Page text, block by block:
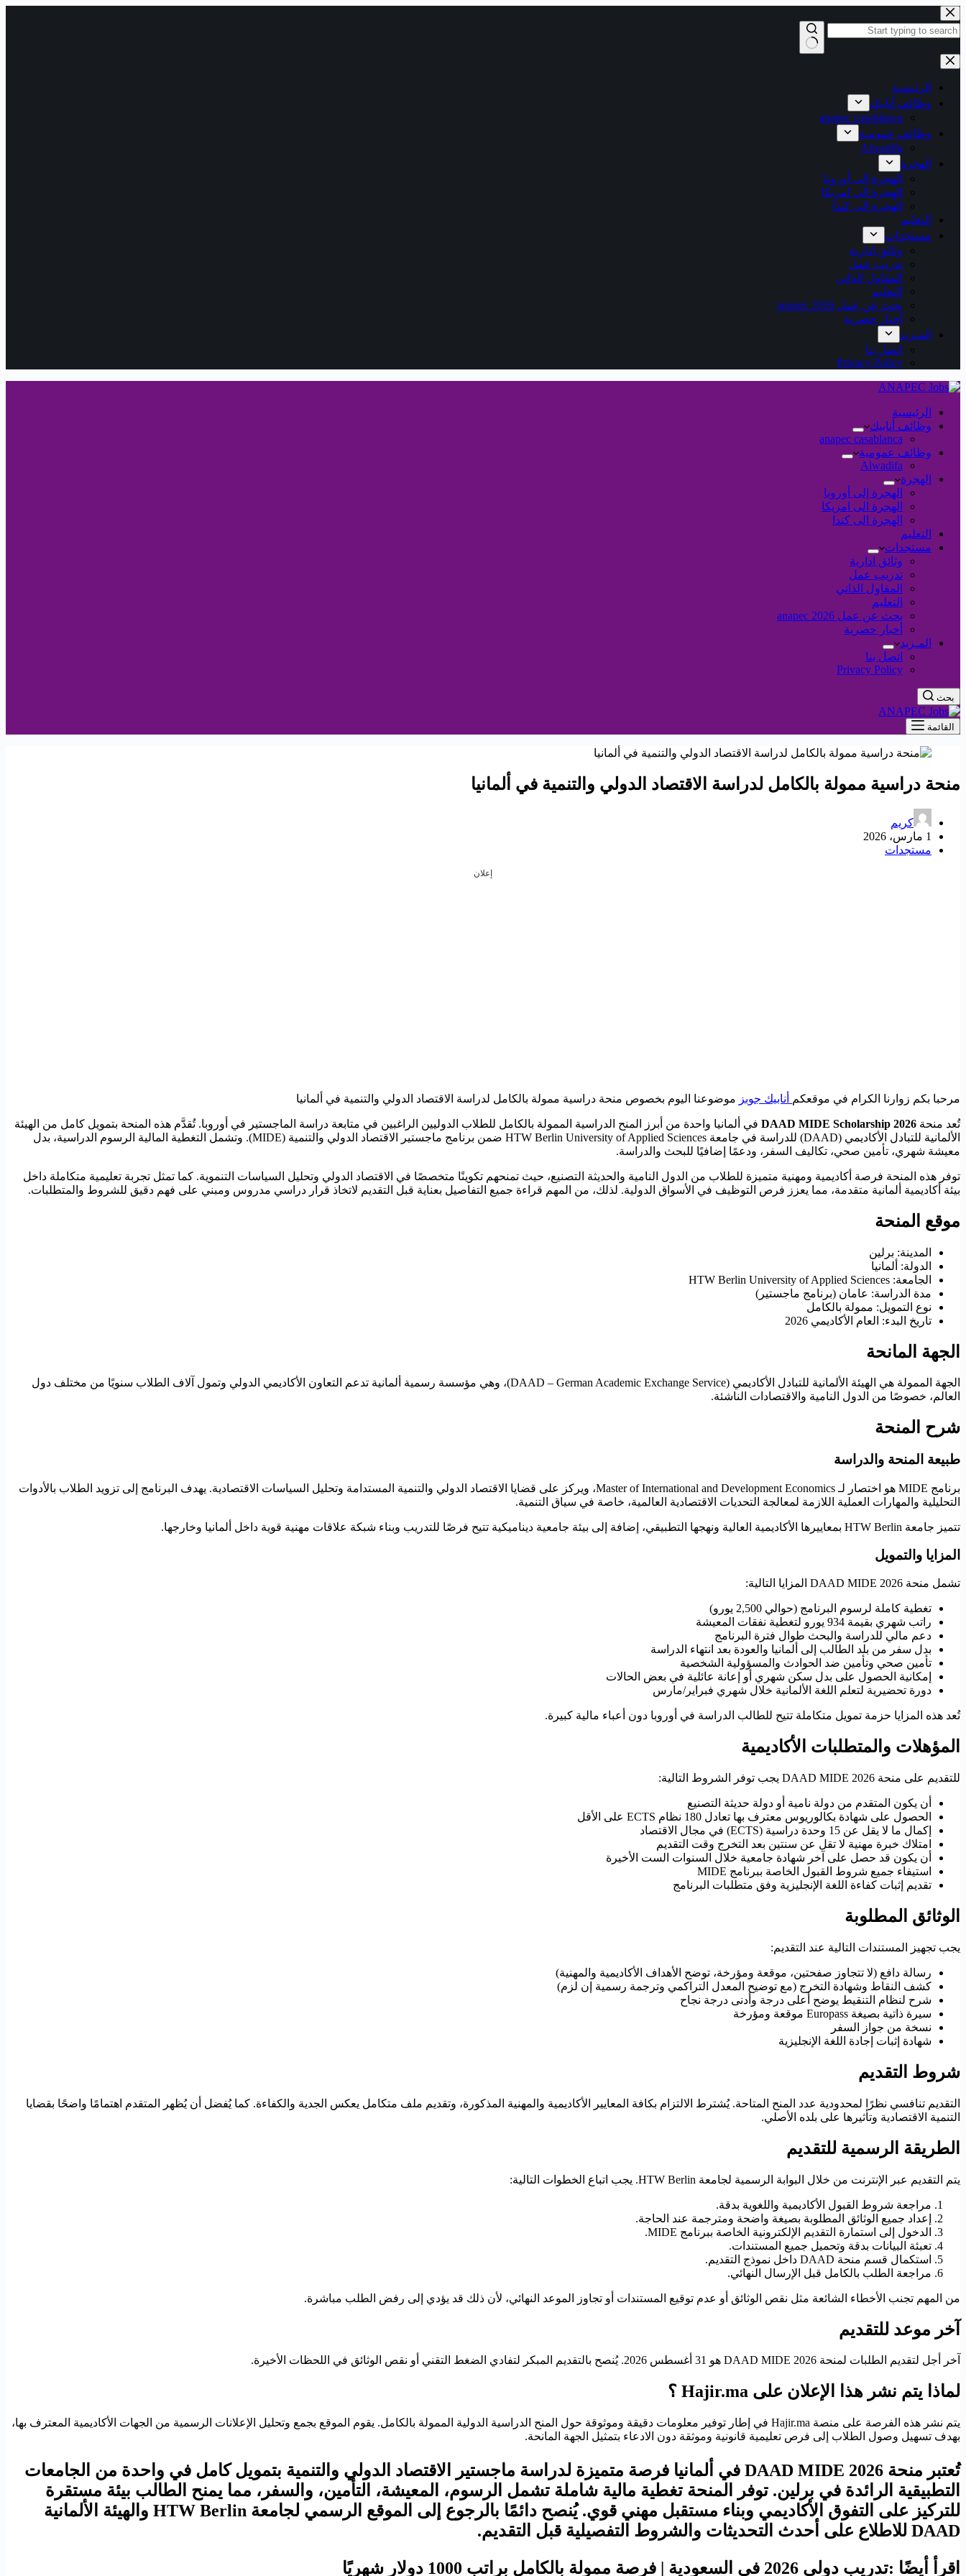
التجاوز
إلى
المحتوى
نتائج
الرئيسية
وظائف أنابيك
anapec casablanca
وظائف عمومية
Alwadifa
الهجرة
الهجرة إلى أوروبا
الهجرة الى امريكا
الهجرة الى كندا
التعليم
مستجدات
وثائق ادارية
تدريب عمل
المقاول الذاتي
التعليم
بحث عن عمل 2026 anapec
أخبار حصرية
المـزيد
اتصل بنا
Privacy Policy
الرئيسية
وظائف أنابيك
anapec casablanca
وظائف عمومية
Alwadifa
الهجرة
الهجرة إلى أوروبا
الهجرة الى امريكا
الهجرة الى كندا
التعليم
مستجدات
وثائق ادارية
تدريب عمل
المقاول الذاتي
التعليم
بحث عن عمل 2026 anapec
أخبار حصرية
المـزيد
اتصل بنا
Privacy Policy
بحث
القائمة
منحة دراسية ممولة بالكامل لدراسة الاقتصاد الدولي والتنمية في ألمانيا
كريم
1 مارس، 2026
مستجدات
إعلان
مرحبا بكم زوارنا الكرام في موقعكم أنابيك جوبز موضوعنا اليوم بخصوص منحة دراسية ممولة بالكامل لدراسة الاقتصاد الدولي والتنمية في ألمانيا
تُعد منحة DAAD MIDE Scholarship 2026 في ألمانيا واحدة من أبرز المنح الدراسية الممولة بالكامل للطلاب الدوليين الراغبين في متابعة دراسة الماجستير في أوروبا. تُقدَّم هذه المنحة بتمويل كامل من الهيئة
الألمانية للتبادل الأكاديمي (DAAD) للدراسة في جامعة HTW Berlin University of Applied Sciences ضمن برنامج ماجستير الاقتصاد الدولي والتنمية (MIDE). وتشمل التغطية المالية الرسوم الدراسية، بدل
معيشة شهري، تأمين صحي، تكاليف السفر، ودعمًا إضافيًا للبحث والدراسة.
توفر هذه المنحة فرصة أكاديمية ومهنية متميزة للطلاب من الدول النامية والحديثة التصنيع، حيث تمنحهم تكوينًا متخصصًا في الاقتصاد الدولي وتحليل السياسات التنموية. كما تمثل تجربة تعليمية متكاملة داخل
بيئة أكاديمية ألمانية متقدمة، مما يعزز فرص التوظيف في الأسواق الدولية. لذلك، من المهم قراءة جميع التفاصيل بعناية قبل التقديم لاتخاذ قرار دراسي مدروس ومبني على فهم دقيق للشروط والمتطلبات.
موقع المنحة
المدينة: برلين
الدولة: ألمانيا
الجامعة: HTW Berlin University of Applied Sciences
مدة الدراسة: عامان (برنامج ماجستير)
نوع التمويل: ممولة بالكامل
تاريخ البدء: العام الأكاديمي 2026
الجهة المانحة
الجهة الممولة هي الهيئة الألمانية للتبادل الأكاديمي (DAAD – German Academic Exchange Service)، وهي مؤسسة رسمية ألمانية تدعم التعاون الأكاديمي الدولي وتمول آلاف الطلاب سنويًا من مختلف دول
العالم، خصوصًا من الدول النامية والاقتصادات الناشئة.
شرح المنحة
طبيعة المنحة والدراسة
برنامج MIDE هو اختصار لـ Master of International and Development Economics، ويركز على قضايا الاقتصاد الدولي والتنمية المستدامة وتحليل السياسات الاقتصادية. يهدف البرنامج إلى تزويد الطلاب بالأدوات
التحليلية والمهارات العملية اللازمة لمعالجة التحديات الاقتصادية العالمية، خاصة في سياق التنمية.
تتميز جامعة HTW Berlin بمعاييرها الأكاديمية العالية ونهجها التطبيقي، إضافة إلى بيئة جامعية ديناميكية تتيح فرصًا للتدريب وبناء شبكة علاقات مهنية قوية داخل ألمانيا وخارجها.
المزايا والتمويل
تشمل منحة DAAD MIDE 2026 المزايا التالية:
تغطية كاملة لرسوم البرنامج (حوالي 2,500 يورو)
راتب شهري بقيمة 934 يورو لتغطية نفقات المعيشة
دعم مالي للدراسة والبحث طوال فترة البرنامج
بدل سفر من بلد الطالب إلى ألمانيا والعودة بعد انتهاء الدراسة
تأمين صحي وتأمين ضد الحوادث والمسؤولية الشخصية
إمكانية الحصول على بدل سكن شهري أو إعانة عائلية في بعض الحالات
دورة تحضيرية لتعلم اللغة الألمانية خلال شهري فبراير/مارس
تُعد هذه المزايا حزمة تمويل متكاملة تتيح للطالب الدراسة في أوروبا دون أعباء مالية كبيرة.
المؤهلات والمتطلبات الأكاديمية
للتقديم على منحة DAAD MIDE 2026 يجب توفر الشروط التالية:
أن يكون المتقدم من دولة نامية أو دولة حديثة التصنيع
الحصول على شهادة بكالوريوس معترف بها تعادل 180 نظام ECTS على الأقل
إكمال ما لا يقل عن 15 وحدة دراسية (ECTS) في مجال الاقتصاد
امتلاك خبرة مهنية لا تقل عن سنتين بعد التخرج وقت التقديم
أن يكون قد حصل على آخر شهادة جامعية خلال السنوات الست الأخيرة
استيفاء جميع شروط القبول الخاصة ببرنامج MIDE
تقديم إثبات كفاءة اللغة الإنجليزية وفق متطلبات البرنامج
الوثائق المطلوبة
يجب تجهيز المستندات التالية عند التقديم:
رسالة دافع (لا تتجاوز صفحتين، موقعة ومؤرخة، توضح الأهداف الأكاديمية والمهنية)
كشف النقاط وشهادة التخرج (مع توضيح المعدل التراكمي وترجمة رسمية إن لزم)
شرح لنظام التنقيط يوضح أعلى درجة وأدنى درجة نجاح
سيرة ذاتية بصيغة Europass موقعة ومؤرخة
نسخة من جواز السفر
شهادة إثبات إجادة اللغة الإنجليزية
شروط التقديم
التقديم تنافسي نظرًا لمحدودية عدد المنح المتاحة. يُشترط الالتزام بكافة المعايير الأكاديمية والمهنية المذكورة، وتقديم ملف متكامل يعكس الجدية والكفاءة. كما يُفضل أن يُظهر المتقدم اهتمامًا واضحًا بقضايا
التنمية الاقتصادية وتأثيرها على بلده الأصلي.
الطريقة الرسمية للتقديم
يتم التقديم عبر الإنترنت من خلال البوابة الرسمية لجامعة HTW Berlin. يجب اتباع الخطوات التالية:
مراجعة شروط القبول الأكاديمية واللغوية بدقة.
إعداد جميع الوثائق المطلوبة بصيغة واضحة ومترجمة عند الحاجة.
الدخول إلى استمارة التقديم الإلكترونية الخاصة ببرنامج MIDE.
تعبئة البيانات بدقة وتحميل جميع المستندات.
استكمال قسم منحة DAAD داخل نموذج التقديم.
مراجعة الطلب بالكامل قبل الإرسال النهائي.
من المهم تجنب الأخطاء الشائعة مثل نقص الوثائق أو عدم توقيع المستندات أو تجاوز الموعد النهائي، لأن ذلك قد يؤدي إلى رفض الطلب مباشرة.
آخر موعد للتقديم
آخر أجل لتقديم الطلبات لمنحة DAAD MIDE 2026 هو 31 أغسطس 2026. يُنصح بالتقديم المبكر لتفادي الضغط التقني أو نقص الوثائق في اللحظات الأخيرة.
لماذا يتم نشر هذا الإعلان على Hajir.ma ؟
يتم نشر هذه الفرصة على منصة Hajir.ma في إطار توفير معلومات دقيقة وموثوقة حول المنح الدراسية الدولية الممولة بالكامل. يقوم الموقع بجمع وتحليل الإعلانات الرسمية من الجهات الأكاديمية المعترف بها،
بهدف تسهيل وصول الطلاب إلى فرص تعليمية قانونية وموثقة دون الادعاء بتمثيل الجهة المانحة.
تُعتبر منحة DAAD MIDE 2026 في ألمانيا فرصة متميزة لدراسة ماجستير الاقتصاد الدولي والتنمية بتمويل كامل في واحدة من الجامعات
التطبيقية الرائدة في برلين. توفر المنحة تغطية مالية شاملة تشمل الرسوم، المعيشة، التأمين، والسفر، مما يمنح الطالب بيئة مستقرة
للتركيز على التفوق الأكاديمي وبناء مستقبل مهني قوي. يُنصح دائمًا بالرجوع إلى الموقع الرسمي لجامعة HTW Berlin والهيئة الألمانية
DAAD للاطلاع على أحدث التحديثات والشروط التفصيلية قبل التقديم.
اقرأ أيضًا :تدريب دولي 2026 في السعودية | فرصة ممولة بالكامل براتب 1000 دولار شهريًا